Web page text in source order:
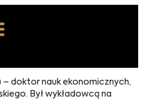
– doktor nauk ekonomicznych,
Był wykładowcą na